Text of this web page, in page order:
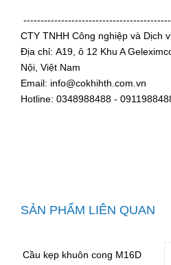
CTY TNHH Công nghiệp và Dịch
Địa chỉ: A19, ô 12 Khu A
Nội, Việt Nam
Email: info@cokhihth.com.vn
Hotline: 0348988488 -
SẢN PHẨM LIÊN QUAN
Cầu kẹp khuôn cong M16D